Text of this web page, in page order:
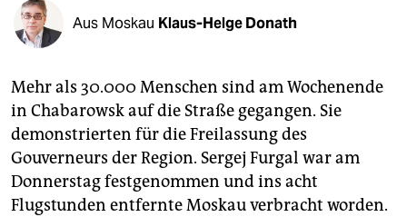
shop
fragen & hilfe
unterstützen
abo
genossenschaft
epaper login
Aus Moskau Klaus-Helge Donath
Mehr als 30.000 Menschen sind am Wochenende
in Chabarowsk auf die Straße gegangen. Sie
demonstrierten für die Freilassung des
Gouverneurs der Region. Sergej Furgal war am
Donnerstag festgenommen und ins acht
Flugstunden entfernte Moskau verbracht worden.